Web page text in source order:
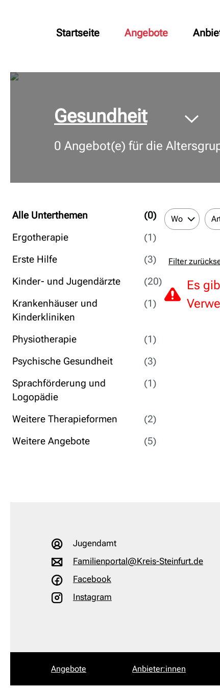
Startseite Angebote
© Bildnachweis
Gesundheit
0 Angebot(e) für die
Alle Unterthemen
(0)
Ergotherapie
(1)
Erste Hilfe
(3)
Kinder- und Jugendärzte
(20)
Krankenhäuser und
Kinderkliniken
(1)
Physiotherapie
(1)
Psychische Gesundheit
(3)
Sprachförderung und
Logopädie
(1)
Weitere Therapieformen
(2)
Weitere Angebote
(5)
Wo
Filter
Es
Jugendamt
Familienportal@Kreis-Steinfurt.de
Facebook
Instagram
Angebote Anbieter:innen